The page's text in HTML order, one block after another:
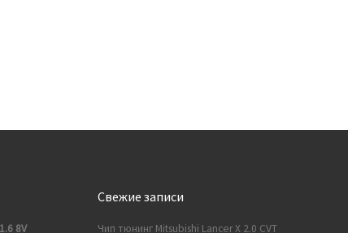
8V
Свежие записи
Чип тюнинг Mitsubishi Lancer X 2.0 CVT